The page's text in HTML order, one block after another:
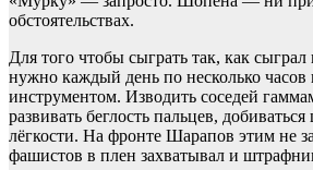
обстоятельствах.
Для того чтобы сыграть так, как
нужно каждый день по несколько часов
инструментом. Изводить соседей
развивать беглость пальцев,
лёгкости. На фронте Шарапов этим не
фашистов в плен захватывал и